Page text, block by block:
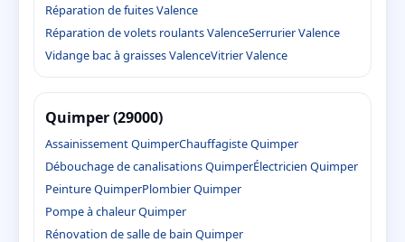
Réparation de fuites Valence
Réparation de volets roulants ValenceSerrurier Valence
Vidange bac à graisses ValenceVitrier Valence
Quimper (29000)
Assainissement QuimperChauffagiste Quimper
Débouchage de canalisations QuimperÉlectricien Quimper
Peinture QuimperPlombier Quimper
Pompe à chaleur Quimper
Rénovation de salle de bain Quimper